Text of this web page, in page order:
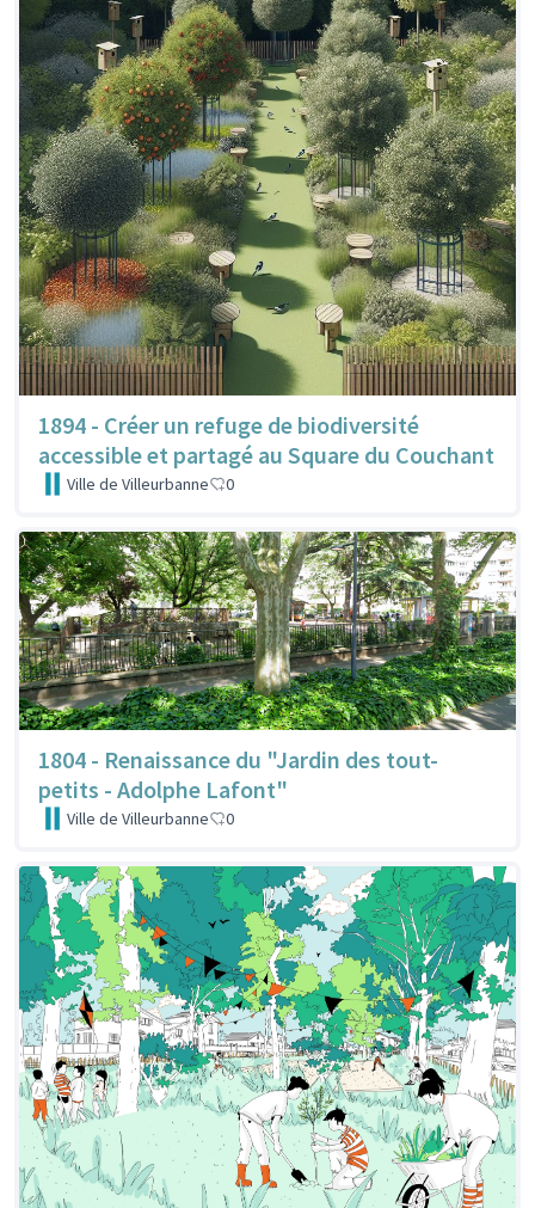
1894 - Créer un refuge de biodiversité
accessible et partagé au Square du Couchant
Ville de Villeurbanne 0
1804 - Renaissance du "Jardin des tout-
petits - Adolphe Lafont"
Ville de Villeurbanne 0